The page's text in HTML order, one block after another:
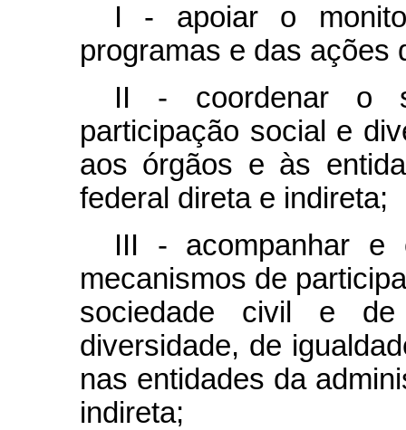
I - apoiar o
programas e das ações
II - coordenar o
participação social e
aos órgãos e às
federal direta e indireta;
III - acompanhar e
mecanismos de
sociedade civil e
diversidade, de
nas entidades da
indireta;